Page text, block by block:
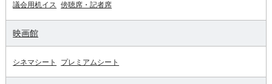
議会用机イス 傍聴席・記者席
映画館
シネマシート プレミアムシート